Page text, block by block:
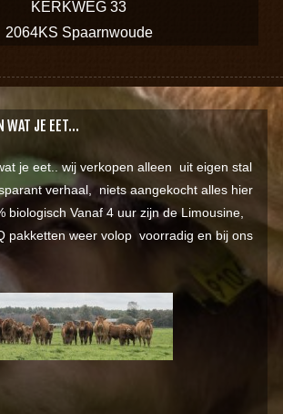
KERKWEG 33
2064KS Spaarnwoude
WAT JE EET…
je eet.. wij verkopen alleen uit eigen stal
verhaal, niets aangekocht alles hier
biologisch Vanaf 4 uur zijn de Limousine,
pakketten weer volop voorradig en bij ons